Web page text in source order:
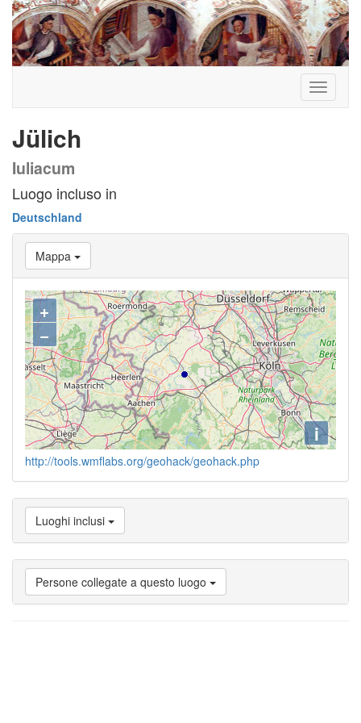
Toggle
Jülich
Iuliacum
Luogo incluso in
Deutschland
Mappa
+
−
i
http://tools.wmflabs.org/geohack/geohack.php
Luoghi inclusi
Persone collegate a questo luogo